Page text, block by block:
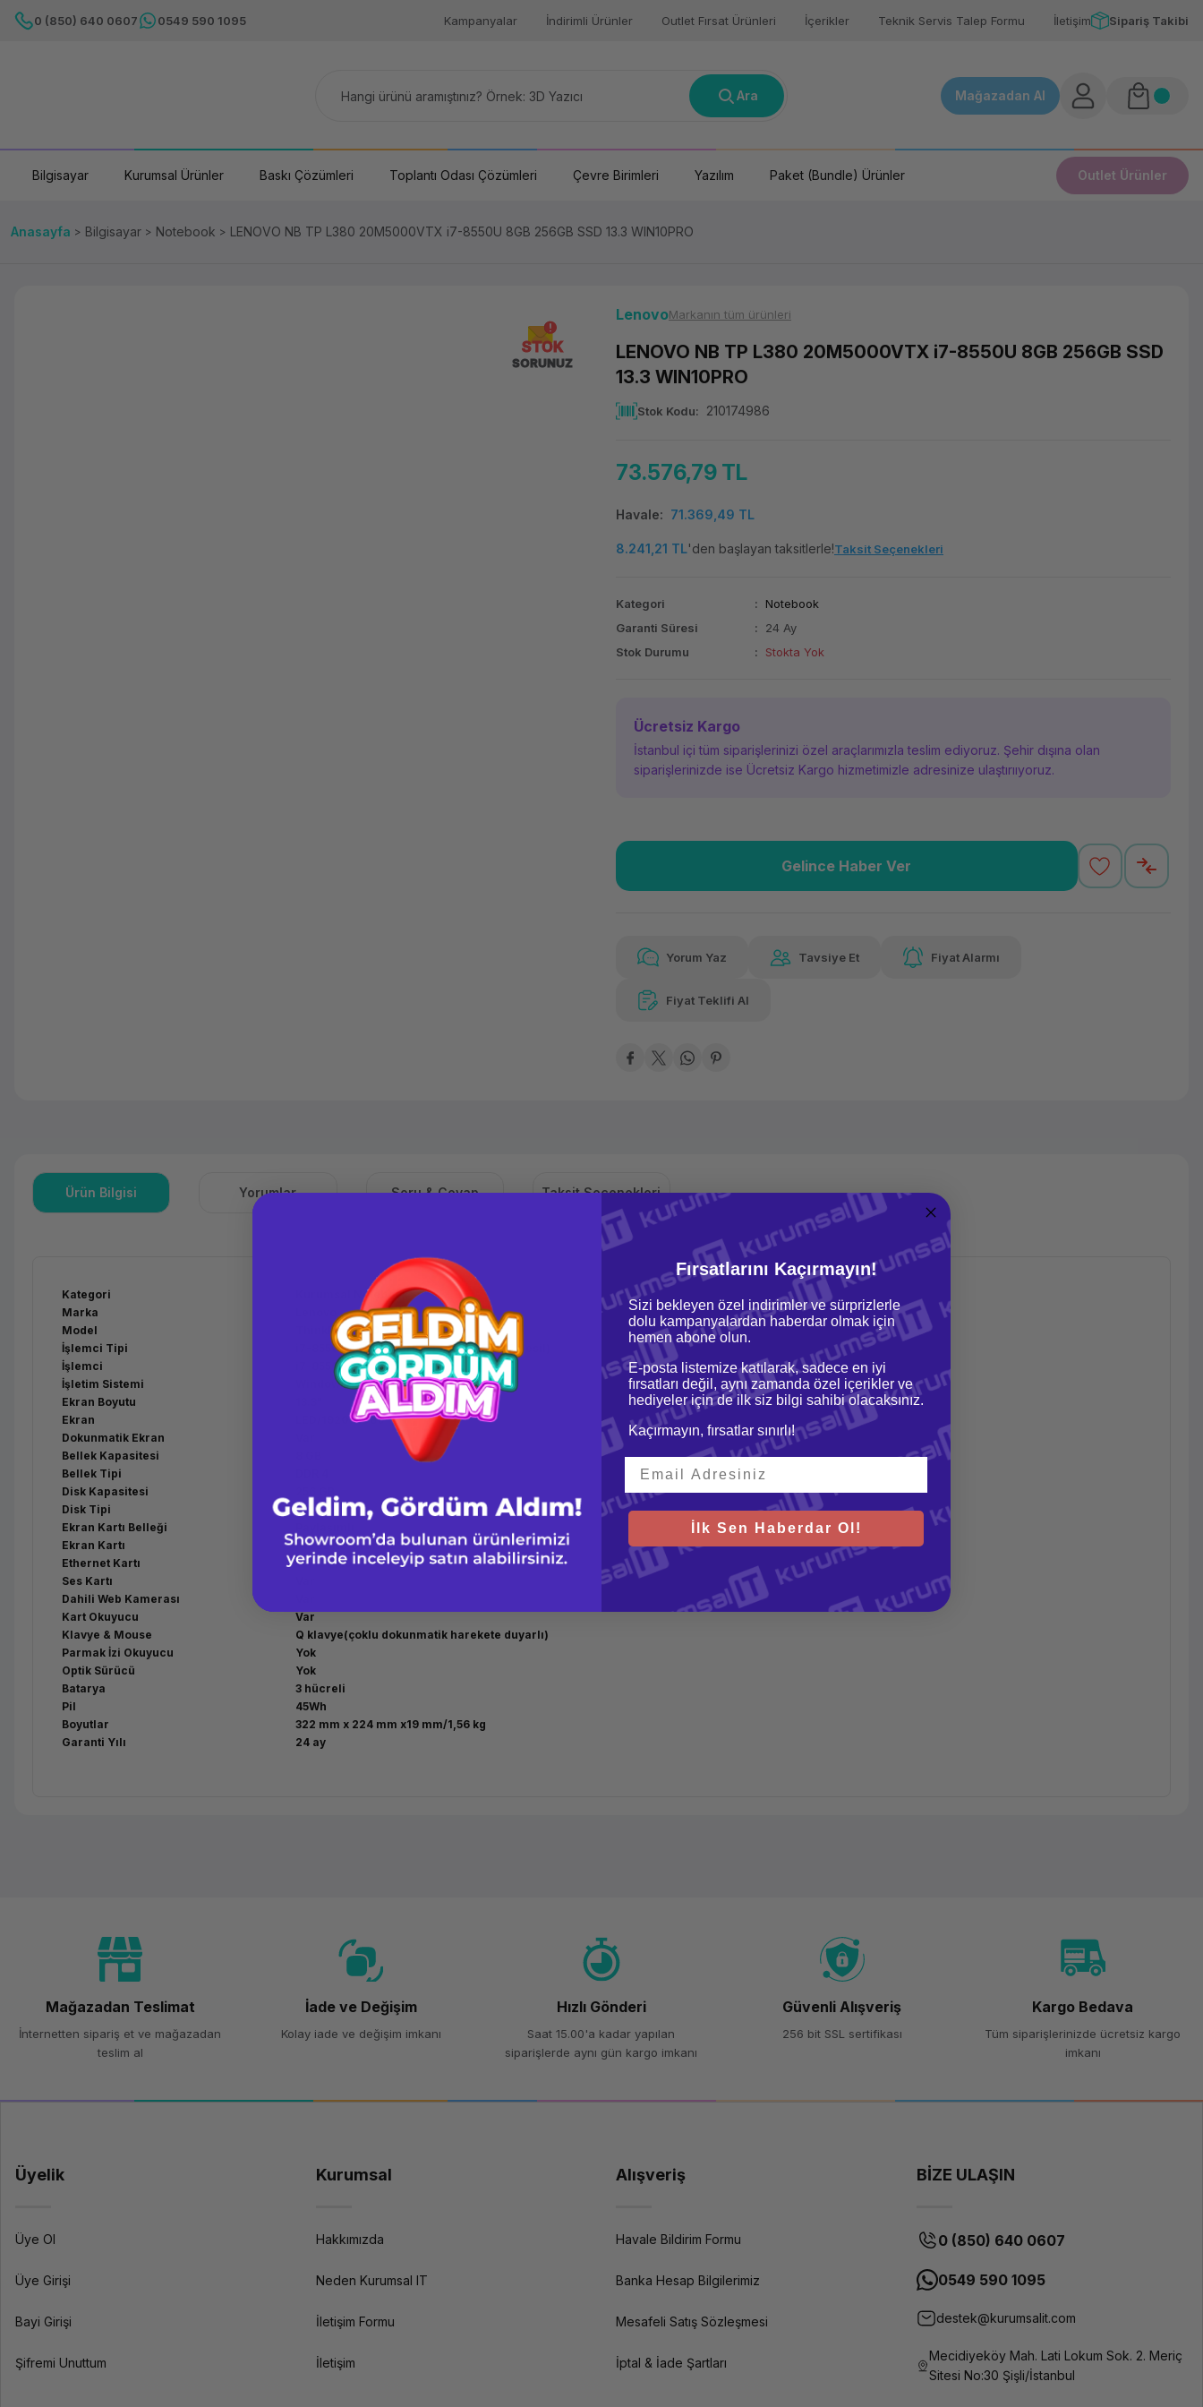
0 (850) 640 0607 0549 590 1095 Kampanyalar İndirimli Ürünler Outlet Fırsat Ürünleri İçerikler Teknik Servis Talep Formu İletişim Sipariş Takibi
Ara Mağazadan Al
Bilgisayar Kurumsal Ürünler Baskı Çözümleri Toplantı Odası Çözümleri Çevre Birimleri Yazılım Paket (Bundle) Ürünler Outlet Ürünler
Anasayfa Bilgisayar Notebook LENOVO NB TP L380 20M5000VTX i7-8550U 8GB 256GB SSD 13.3 WIN10PRO
STOK
SORUNUZ
LenovoMarkanın tüm ürünleri
LENOVO NB TP L380 20M5000VTX i7-8550U 8GB 256GB SSD
13.3 WIN10PRO
Stok Kodu 210174986
73.576,79 TL
Havale 71.369,49 TL
8.241,21 TL'den başlayan taksitlerle!Taksit Seçenekleri
Kategori
Notebook
Garanti Süresi
24 Ay
Stok Durumu
Stokta Yok
Ücretsiz Kargo
İstanbul içi tüm siparişlerinizi özel araçlarımızla teslim ediyoruz. Şehir dışına olan
siparişlerinizde ise Ücretsiz Kargo hizmetimizle adresinize ulaştırııyoruz.
8.241,21 TL
Gelince Haber Ver
Yorum Yaz Tavsiye Et Fiyat Alarmı
Fiyat Teklifi Al
Ürün Bilgisi Yorumlar Soru & Cevap Taksit Seçenekleri
Kategori
Kurumsal Notebook
Marka
Model
ThinkPad L380 Yoga
İşlemci Tipi
i7-8550U 1.8GHz Turbo 4.0GHz 8MB (8.Nesil)
İşlemci
i7-8550U
İşletim Sistemi
Windows 10 Pro
Ekran Boyutu
Ekran
LED/1920x1080
Dokunmatik Ekran
Bellek Kapasitesi
Bellek Tipi
Disk Kapasitesi
Disk Tipi
SSD
Ekran Kartı Belleği
Ekran Kartı
INTEL HD Grafik 620
Ethernet Kartı
10/100/1000(Gigabit)
Ses Kartı
Dahili Web Kamerası
Kart Okuyucu
Var
Klavye & Mouse
Q klavye(çoklu dokunmatik harekete duyarlı)
Parmak İzi Okuyucu
Yok
Optik Sürücü
Yok
Batarya
3 hücreli
Pil
45Wh
Boyutlar
322 mm x 224 mm x19 mm/1,56 kg
Garanti Yılı
24 ay
Mağazadan Teslimat
İnternetten sipariş et ve mağazadan
teslim al
İade ve Değişim
Kolay iade ve değişim imkanı
Hızlı Gönderi
Saat 15.00'a kadar yapılan
siparişlerde aynı gün kargo imkanı
Güvenli Alışveriş
256 bit SSL sertifikası
Kargo Bedava
Tüm siparişlerinizde ücretsiz kargo
imkanı
Üyelik
Üye Ol
Üye Girişi
Bayi Girişi
Şifremi Unuttum
Kurumsal
Hakkımızda
Neden Kurumsal IT
İletişim Formu
İletişim
Alışveriş
Havale Bildirim Formu
Banka Hesap Bilgilerimiz
Mesafeli Satış Sözleşmesi
İptal & İade Şartları
BİZE ULAŞIN
0 (850) 640 0607
0549 590 1095
destek@kurumsalit.com
Mecidiyeköy Mah. Lati Lokum Sok. 2. Meriç
Sitesi No:30 Şişli/İstanbul
Fırsatlarını Kaçırmayın!
Sizi bekleyen özel indirimler ve sürprizlerle
dolu kampanyalardan haberdar olmak için
hemen abone olun.
E-posta listemize katılarak, sadece en iyi
fırsatları değil, aynı zamanda özel içerikler ve
hediyeler için de ilk siz bilgi sahibi olacaksınız.
Kaçırmayın, fırsatlar sınırlı!
İlk Sen Haberdar Ol!